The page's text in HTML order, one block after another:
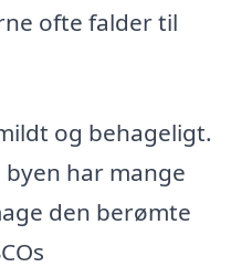
ofte falder til
og behageligt.
har mange
den berømte